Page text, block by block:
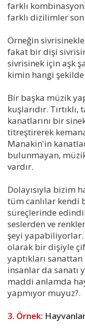
farklı
farklı dizilimler
Örneğin
fakat bir dişi
sivrisinek için aşk
kimin hangi şekilde
Bir başka müzik
kuşlarıdır.
kanatlarını bir
titreştirerek
Manakin'in
bulunmayan,
vardır.
Dolayısıyla bizim
tüm canlılar kendi
süreçlerinde
seslerden ve
şeyi yapabiliyorlar.
olarak bir dişiyle
yaptıkları
insanlar da sanatı
maddi anlamda
yapmıyor muyuz?.
3. Örnek: